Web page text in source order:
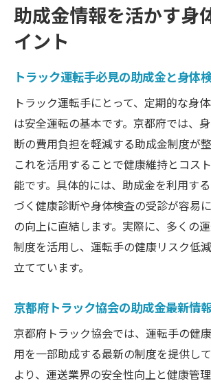
助成金情報を活かす身
イント
トラック運転手必見の助成金と身体
トラック運転手にとって、定期的な身
は安全運転の基本です。京都府では、
断の費用負担を軽減する助成金制度が整
これを活用することで健康維持とコス
能です。具体的には、助成金を利用す
づく健康診断や身体検査の受診が容易
の向上に直結します。実際に、多くの
制度を活用し、運転手の健康リスク低
立てています。
京都府トラック協会の助成金最新情
京都府トラック協会では、運転手の健
用を一部助成する最新の制度を提供し
より、運送業界の安全性向上と健康管